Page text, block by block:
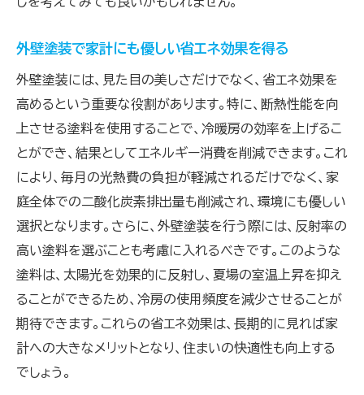
エコ塗料で叶える省エネと美観の両立した外壁塗
エコ塗料で省エネと美しさを両立する方法
外壁塗装で家の美観と省エネを実現する
エコ塗料を活用した外壁塗装のデザイン性
省エネと美観を兼ね備えたエコ外壁塗装とは
エコ塗料で家の価値を向上させる秘訣
環境とデザインを考慮した外壁塗装の選択肢
環境負荷を減らすための外壁塗装の選び方ガイド
エコを意識した外壁塗装で環境に貢献する方
外壁塗装で家計にも優しい省エネ効果を得る
外壁塗装には、見た目の美しさだけでなく、省エネ効果を
高めるという重要な役割があります。特に、断熱性能を向
上させる塗料を使用することで、冷暖房の効率を上げるこ
とができ、結果としてエネルギー消費を削減できます。これ
により、毎月の光熱費の負担が軽減されるだけでなく、家
庭全体での二酸化炭素排出量も削減され、環境にも優しい
選択となります。さらに、外壁塗装を行う際には、反射率の
高い塗料を選ぶことも考慮に入れるべきです。このような
塗料は、太陽光を効果的に反射し、夏場の室温上昇を抑え
ることができるため、冷房の使用頻度を減少させることが
期待できます。これらの省エネ効果は、長期的に見れば家
計への大きなメリットとなり、住まいの快適性も向上する
でしょう。